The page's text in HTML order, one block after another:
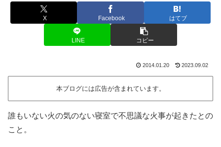
X Facebook はてブ
LINE コピー
2014.01.20 2023.09.02
本ブログには広告が含まれています。
誰もいない火の気のない寝室で不思議な火事が起きたとの
こと。